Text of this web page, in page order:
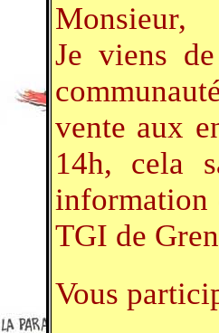
Monsieur,
Je viens
vente aux
14h, cela
information
TGI de
Vous